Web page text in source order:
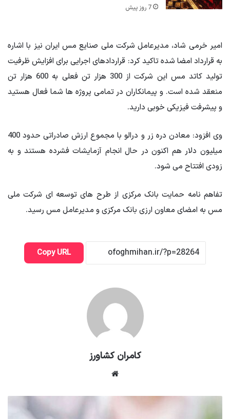
7 روز پیش
امیر خرمی شاد، مدیرعامل شرکت ملی صنایع مس ایران نیز با اشاره
به قرارداد امضا شده تاکید کرد: قراردادهای اجرایی برای افزایش ظرفیت
تولید کاتد مس این شرکت از 300 هزار تن فعلی به 600 هزار تن
منعقد شده است. و پیمانکاران در تمامی پروژه ها شما فعال هستید
و پیشرفت فیزیکی خوبی دارید.
وی افزود: معادن دره زر و درالو با مجموع ارزش صادراتی حدود 400
میلیون دلار هم اکنون در حال انجام آزمایشات فشرده هستند و به
زودی افتتاح می شود.
تفاهم نامه حمایت بانک مرکزی از طرح های توسعه ای شرکت ملی
مس به امضای معاون ارزی بانک مرکزی و مدیرعامل مس رسید.
Copy URL
کامران کشاورز